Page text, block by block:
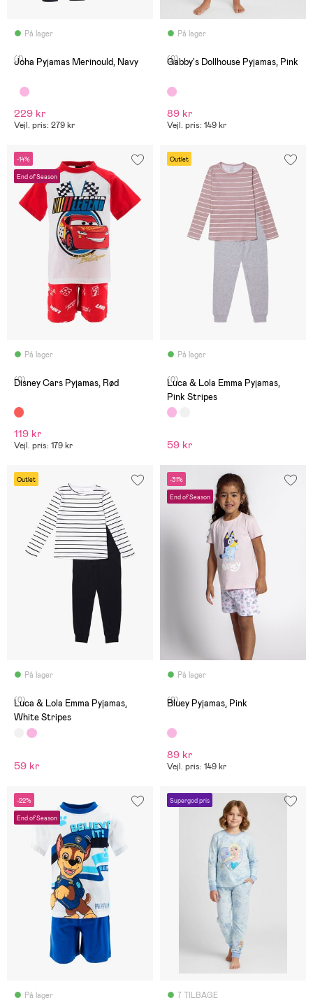
På lager
(1)
Joha Pyjamas Merinould, Navy
229 kr
Vejl. pris: 279 kr
På lager
(0)
Gabby's Dollhouse Pyjamas, Pink
89 kr
Vejl. pris: 149 kr
-14%
End of Season
På lager
(0)
Disney Cars Pyjamas, Rød
119 kr
Vejl. pris: 179 kr
Outlet
På lager
(0)
Luca & Lola Emma Pyjamas,
Pink Stripes
59 kr
Outlet
På lager
(0)
Luca & Lola Emma Pyjamas,
White Stripes
59 kr
-31%
End of Season
På lager
(0)
Bluey Pyjamas, Pink
89 kr
Vejl. pris: 149 kr
-22%
End of Season
På lager
Supergod pris
7 TILBAGE